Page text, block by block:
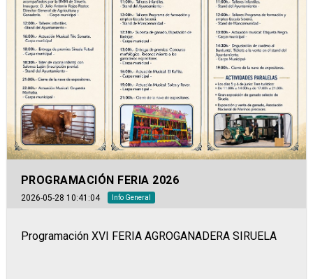
PROGRAMACIÓN FERIA 2026
2026-05-28 10:41:04 Info General
Programación XVI FERIA AGROGANADERA SIRUELA